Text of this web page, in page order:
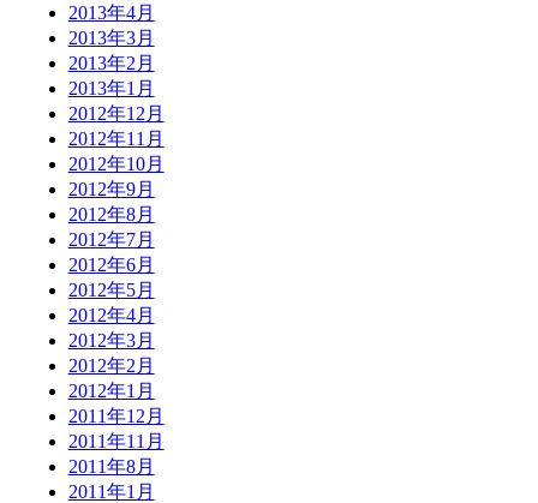
2013年4月
2013年3月
2013年2月
2013年1月
2012年12月
2012年11月
2012年10月
2012年9月
2012年8月
2012年7月
2012年6月
2012年5月
2012年4月
2012年3月
2012年2月
2012年1月
2011年12月
2011年11月
2011年8月
2011年1月